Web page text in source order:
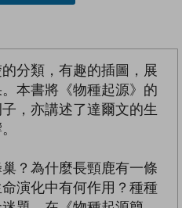
分類，有趣的插圖，展
本書將《物種起源》的
，亦講述了達爾文的生
？為什麼長頸鹿有一條
演化中有何作用？種種